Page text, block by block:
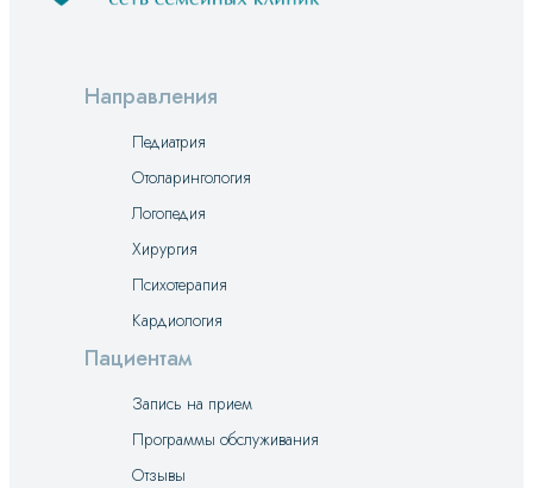
Направления
Педиатрия
Отоларингология
Логопедия
Хирургия
Психотерапия
Кардиология
Пациентам
Запись на прием
Программы обслуживания
Отзывы